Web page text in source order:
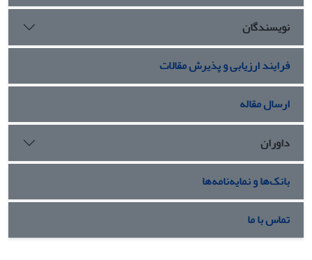
نویسندگان
فرایند ارزیابی و پذیرش مقالات
ارسال مقاله
داوران
بانک‌ها و نمایه‌نامه‌ها
تماس با ما